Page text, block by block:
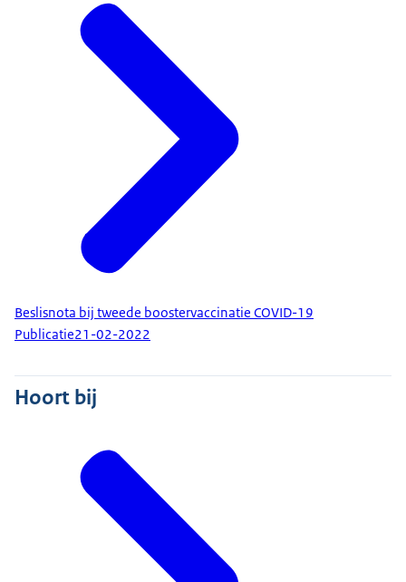
Beslisnota bij tweede boostervaccinatie COVID-19
Publicatie21-02-2022
Hoort bij